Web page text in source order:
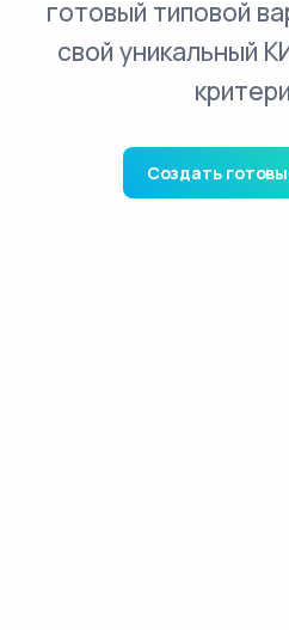
готовый типовой
свой уникальный
Создать